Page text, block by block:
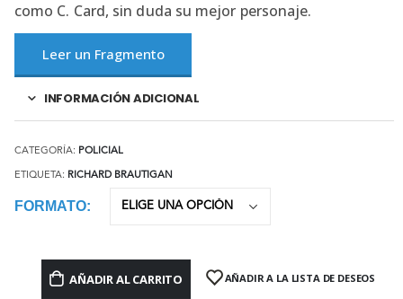
como C. Card, sin duda su mejor personaje.
Leer un Fragmento
INFORMACIÓN ADICIONAL
CATEGORÍA: POLICIAL
ETIQUETA: RICHARD BRAUTIGAN
FORMATO
AÑADIR AL CARRITO AÑADIR A LA LISTA DE DESEOS